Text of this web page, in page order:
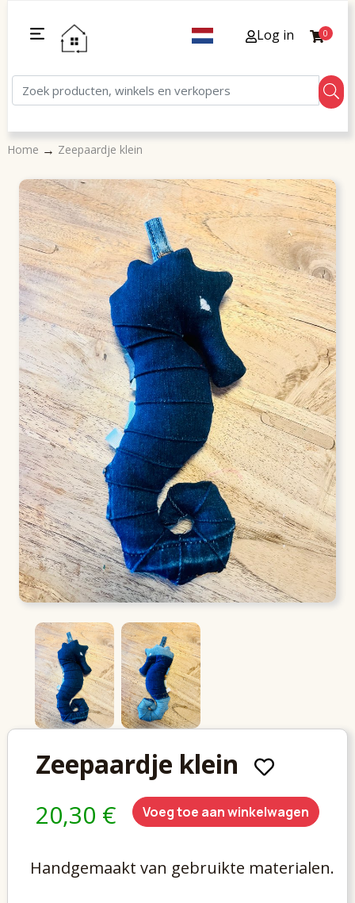
Log in 0
Home → Zeepaardje klein
Zeepaardje klein
20,30 € Voeg toe aan winkelwagen
Handgemaakt van gebruikte materialen.